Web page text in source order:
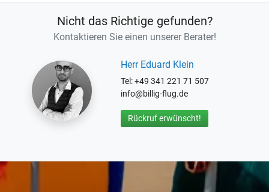
Nicht das Richtige gefunden?
Kontaktieren Sie einen unserer Berater!
Herr Eduard Klein
Tel: +49 341 221 71 507
info@billig-flug.de
Rückruf erwünscht!